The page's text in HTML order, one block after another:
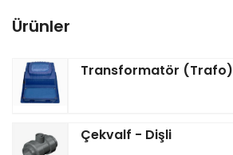
Ürünler
Transformatör (Trafo)
Çekvalf - Dişli